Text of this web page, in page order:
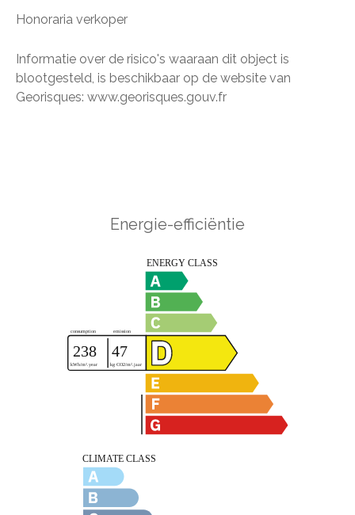
Honoraria verkoper
Informatie over de risico's waaraan dit object is
blootgesteld, is beschikbaar op de website van
Georisques: www.georisques.gouv.fr
Energie-efficiëntie